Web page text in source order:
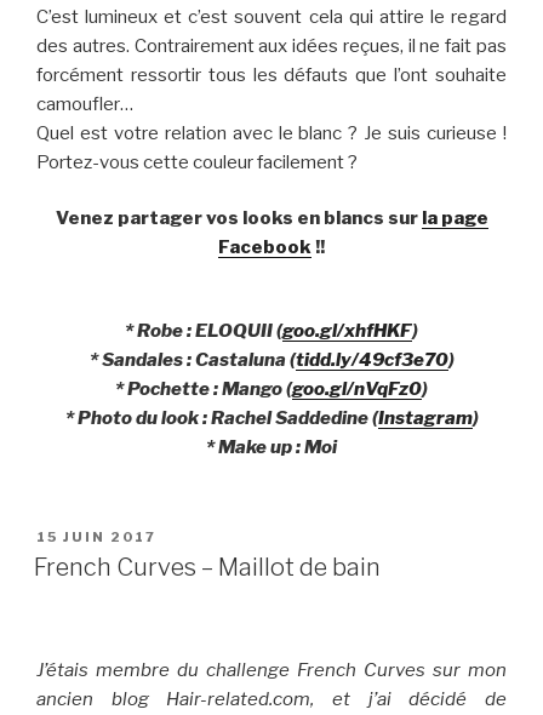
C’est lumineux et c’est souvent cela qui attire le regard
des autres. Contrairement aux idées reçues, il ne fait pas
forcément ressortir tous les défauts que l’ont souhaite
camoufler…
Quel est votre relation avec le blanc ? Je suis curieuse !
Portez-vous cette couleur facilement ?
Venez partager vos looks en blancs sur la page
Facebook!!
* Robe : ELOQUII (goo.gl/xhfHKF)
* Sandales : Castaluna (tidd.ly/49cf3e70)
* Pochette : Mango (goo.gl/nVqFz0)
* Photo du look : Rachel Saddedine (Instagram)
* Make up : Moi
PUBLIÉ
LE
15 JUIN 2017
French Curves – Maillot de bain
J’étais membre du challenge French Curves sur mon
ancien blog Hair-related.com, et j’ai décidé de